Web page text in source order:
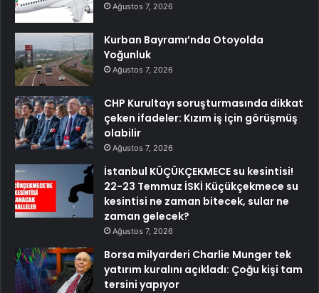
Ağustos 7, 2026
Kurban Bayramı’nda Otoyolda
Yoğunluk
Ağustos 7, 2026
CHP Kurultayı soruşturmasında dikkat
çeken ifadeler: Kızım iş için görüşmüş
olabilir
Ağustos 7, 2026
İstanbul KÜÇÜKÇEKMECE su kesintisi!
22-23 Temmuz İSKİ Küçükçekmece su
kesintisi ne zaman bitecek, sular ne
zaman gelecek?
Ağustos 7, 2026
Borsa milyarderi Charlie Munger tek
yatırım kuralını açıkladı: Çoğu kişi tam
tersini yapıyor